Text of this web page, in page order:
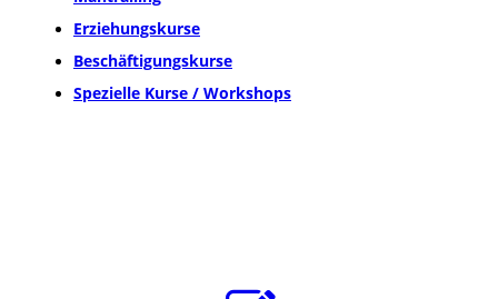
Erziehungskurse
Beschäftigungskurse
Spezielle Kurse / Workshops